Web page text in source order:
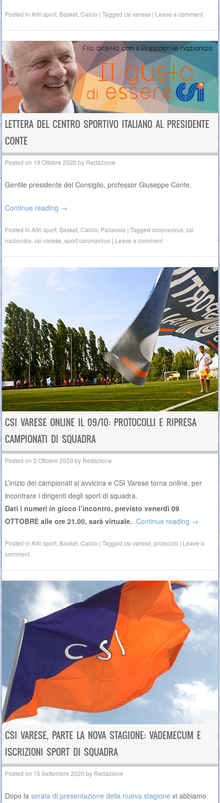
Posted inAltri sport Basket ,Calcio |Taggedcsi varese | Leave a comment
LETTERA DEL CENTRO SPORTIVO ITALIANO AL PRESIDENTE
CONTE
Posted on 19 Ottobre 2020 by Redazione
Gentile presidente del Consiglio, professor Giuseppe Conte,
Continue reading →
Posted inAltri sport Basket ,Calcio Pallavolo |Taggedcoronavirus ,csi
nazionale ,csi varese ,sport coronavirus | Leave a comment
CSI VARESE ONLINE IL 09/10: PROTOCOLLI E RIPRESA
CAMPIONATI DI SQUADRA
Posted on2 Ottobre 2020 by Redazione
L’inizio dei campionati si avvicina e CSI Varese torna online, per
incontrare i dirigenti degli sport di squadra.
Dati i numeri in gioco l’incontro, previsto venerdì 09
OTTOBRE alle ore 21.00, sarà virtuale. Continue reading →
Posted inAltri sport, Basket,Calcio |Taggedcsi varese,protocolli | Leave a
comment
CSI VARESE, PARTE LA NOVA STAGIONE: VADEMECUM E
ISCRIZIONI SPORT DI SQUADRA
Posted on 15 Settembre 2020 by Redazione
Dopo laserata di presentazione della nuova stagione vi abbiamo